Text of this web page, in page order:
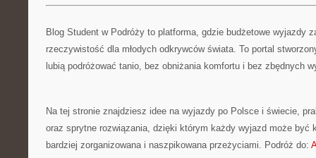
Blog Student w Podróży to platforma, gdzie budżetowe wyjazdy
rzeczywistość dla młodych odkrywców świata. To portal
lubią podróżować tanio, bez obniżania komfortu i bez zbędnych
Na tej stronie znajdziesz idee na wyjazdy po Polsce i świecie,
oraz sprytne rozwiązania, dzięki którym każdy wyjazd może być
bardziej zorganizowana i naszpikowana przeżyciami. Podróż do: